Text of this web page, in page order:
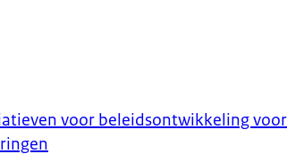
voor beleidsontwikkeling